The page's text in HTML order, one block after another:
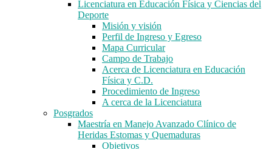
Licenciatura en Educación Física y Ciencias del
Deporte
Misión y visión
Perfil de Ingreso y Egreso
Mapa Curricular
Campo de Trabajo
Acerca de Licenciatura en Educación
Física y C.D.
Procedimiento de Ingreso
A cerca de la Licenciatura
Posgrados
Maestría en Manejo Avanzado Clínico de
Heridas Estomas y Quemaduras
Objetivos